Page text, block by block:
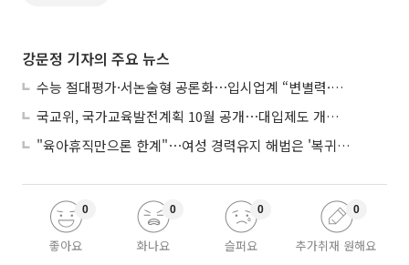
강문정 기자의 주요 뉴스
수능 절대평가·서논술형 공론화⋯입시업계 “변별력·사교육 대책 먼저”
국교위, 국가교육발전계획 10월 공개⋯대입제도 개편 공론화 추진
"육아휴직만으론 한계"⋯여성 경력유지 해법은 '복귀 후 유연근무’
좋아요
0
화나요
0
슬퍼요
0
추가취재 원해요
0